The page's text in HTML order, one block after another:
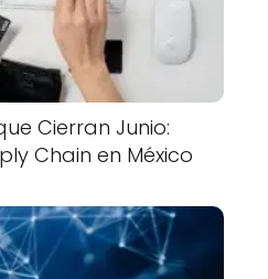
Cierran Junio:
Chain en México